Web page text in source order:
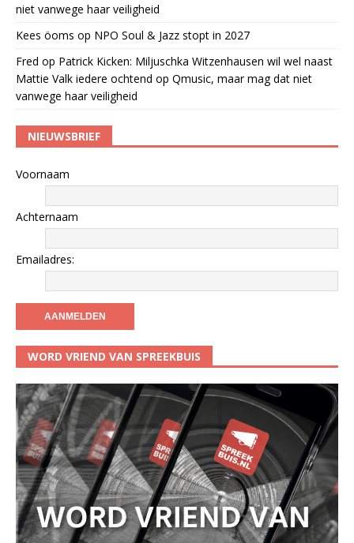
niet vanwege haar veiligheid
Kees öoms op NPO Soul & Jazz stopt in 2027
Fred op Patrick Kicken: Miljuschka Witzenhausen wil wel naast
Mattie Valk iedere ochtend op Qmusic, maar mag dat niet
vanwege haar veiligheid
NIEUWSBRIEF
Voornaam
Achternaam
Emailadres:
WORD VRIEND VAN SPREEKBUIS